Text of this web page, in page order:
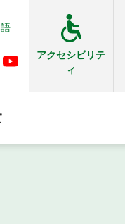
アクセシビリテ
ィ